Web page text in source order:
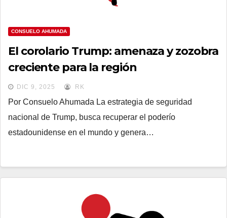
CONSUELO AHUMADA
El corolario Trump: amenaza y zozobra
creciente para la región
DIC 9, 2025 RK
Por Consuelo Ahumada La estrategia de seguridad
nacional de Trump, busca recuperar el poderío
estadounidense en el mundo y genera…